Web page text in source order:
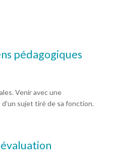
pédagogiques
Venir avec une
sujet tiré de sa fonction.